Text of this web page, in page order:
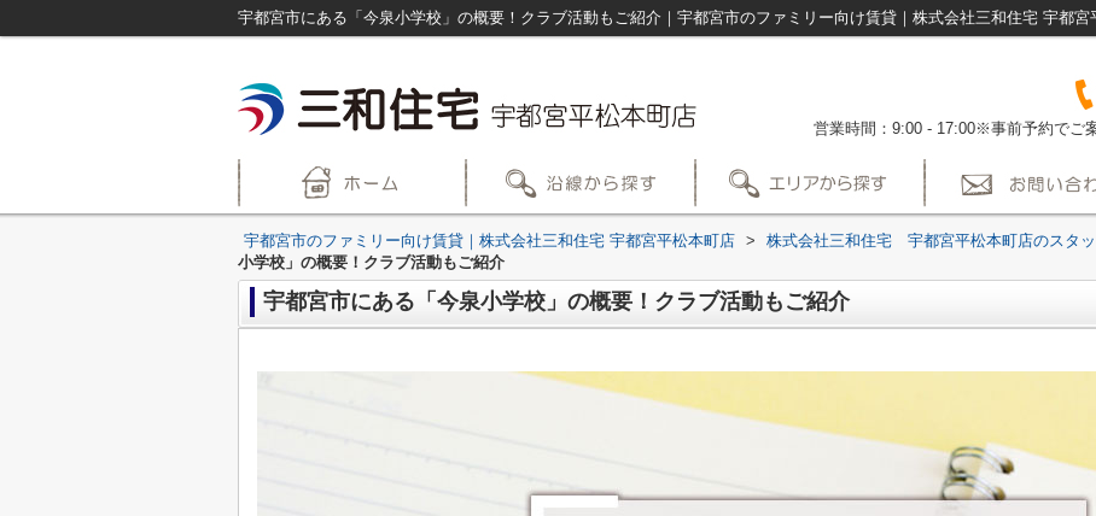
宇都宮市にある「今泉小学校」の概要！クラブ活動もご紹介｜宇都宮市のファミリー向け賃貸｜株式会社三和住宅 宇都宮
営業時間：9:00 - 17:00※事前予約でご
宇都宮市のファミリー向け賃貸｜株式会社三和住宅 宇都宮平松本町店 > 株式会社三和住宅 宇都宮平松本町店のスタ
小学校」の概要！クラブ活動もご紹介
宇都宮市にある「今泉小学校」の概要！クラブ活動もご紹介